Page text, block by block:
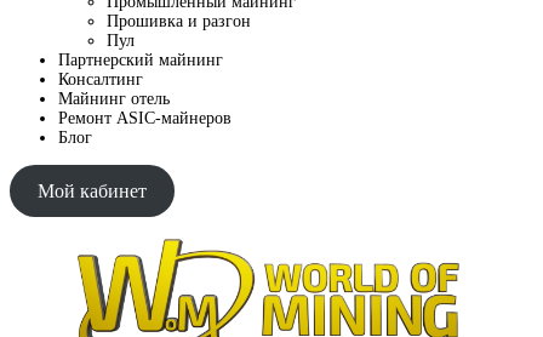
Прошивка и разгон
Пул
Партнерский майнинг
Консалтинг
Майнинг отель
Ремонт ASIC-майнеров
Блог
Мой кабинет